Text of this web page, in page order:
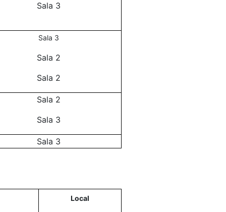
Sala 3
Sala 3
Sala 2
Sala 2
Sala 2
Sala 3
Sala 3
Local